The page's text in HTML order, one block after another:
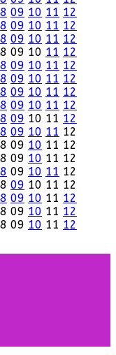
09 10 11 12
09 10 11 12
09 10 11 12
09 10 11 12
09 10 11 12
09 10 11 12
09 10 11 12
09 10 11 12
09 10 11 12
09 10 11 12
09 10 11 12
09 10 11 12
09 10 11 12
09 10 11 12
09 10 11 12
09 10 11 12
09 10 11 12